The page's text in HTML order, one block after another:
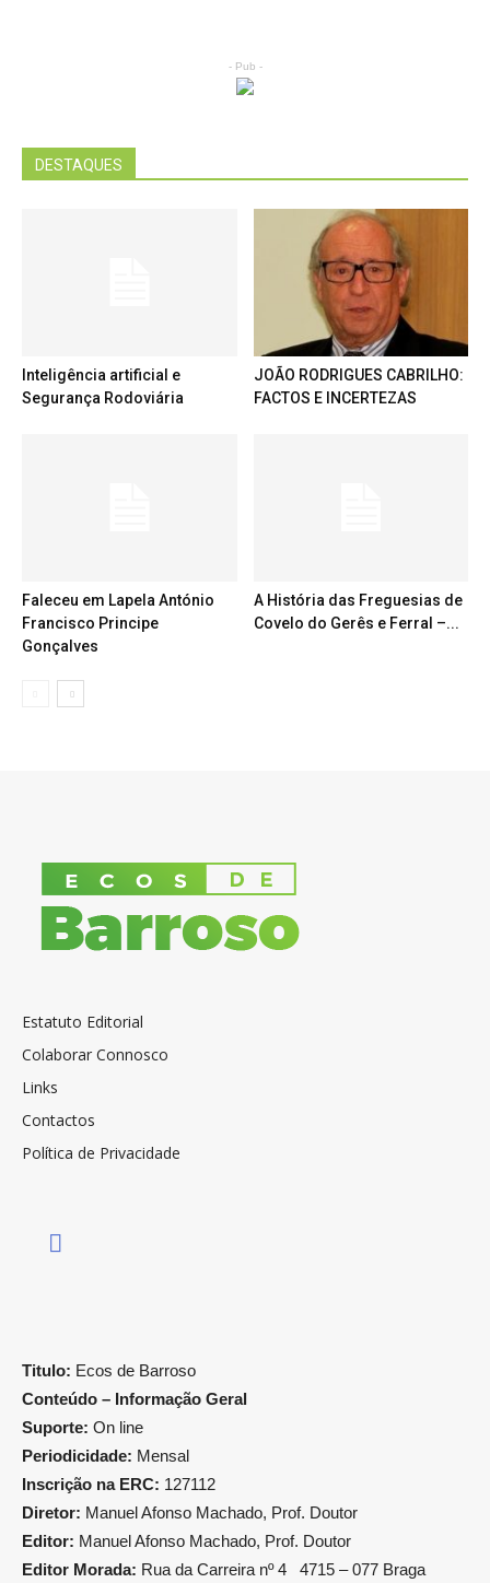
- Pub -
DESTAQUES
Inteligência artificial e
Segurança Rodoviária
JOÃO RODRIGUES CABRILHO:
FACTOS E INCERTEZAS
Faleceu em Lapela António
Francisco Principe
Gonçalves
A História das Freguesias de
Covelo do Gerês e Ferral –...
Estatuto Editorial
Colaborar Connosco
Links
Contactos
Política de Privacidade
Titulo: Ecos de Barroso
Conteúdo – Informação Geral
Suporte: On line
Periodicidade: Mensal
Inscrição na ERC: 127112
Diretor: Manuel Afonso Machado, Prof. Doutor
Editor: Manuel Afonso Machado, Prof. Doutor
Editor Morada: Rua da Carreira nº 4 4715 – 077 Braga